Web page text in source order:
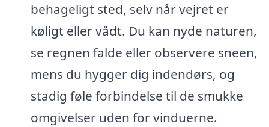
behageligt sted, selv når vejret er
køligt eller vådt. Du kan nyde naturen,
se regnen falde eller observere sneen,
mens du hygger dig indendørs, og
stadig føle forbindelse til de smukke
omgivelser uden for vinduerne.